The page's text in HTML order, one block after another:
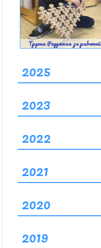
Группа Радужная за работой
2025
2023
2022
2021
2020
2019